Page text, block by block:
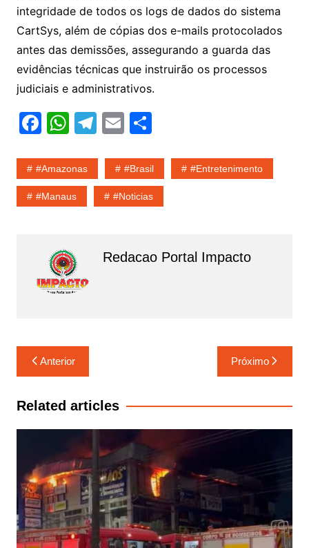
integridade de todos os logs de dados do sistema
CartSys, além de cópias dos e-mails protocolados
antes das demissões, assegurando a guarda das
evidências técnicas que instruirão os processos
judiciais e administrativos.
F
c
e
b
o
k
W
at
s
A
p
T
e
gr
a
E
ai
l
S
ar
e
#amazonas #Brasil #entretenimento
#Manaus #noticias
Redacao Portal Impacto
Navegação
de
Post
Anterior Próximo
Related articles